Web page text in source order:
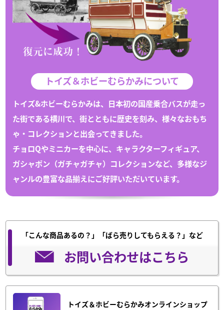
トイズ＆ホビーむらかみについて
トイズ&ホビーむらかみは、日本初の国産乗合バスが走っ
た街である横川で、街とともに歴史を刻み、様々なおもち
ゃ ・ コレクションと出会ってきました。
チョロQやミニカーを中心に、キャラクターフィギュア、
ガシャポン（ガチャガチャ） コレクションなど、多様なジ
ャンルの豊富な品揃えにご好評いただいています。
「こんな商品あるの？」「ばら売りしてもらえる？」など
お問い合わせはこちら
トイズ＆ホビーむらかみオンラインショップ